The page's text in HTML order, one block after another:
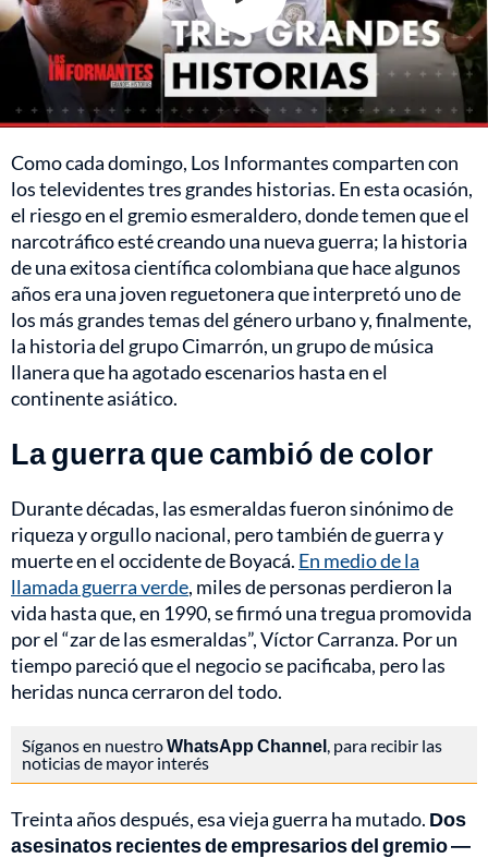
Como cada domingo, Los Informantes comparten con
los televidentes tres grandes historias. En esta ocasión,
el riesgo en el gremio esmeraldero, donde temen que el
narcotráfico esté creando una nueva guerra; la historia
de una exitosa científica colombiana que hace algunos
años era una joven reguetonera que interpretó uno de
los más grandes temas del género urbano y, finalmente,
la historia del grupo Cimarrón, un grupo de música
llanera que ha agotado escenarios hasta en el
continente asiático.
La guerra que cambió de color
Durante décadas, las esmeraldas fueron sinónimo de
riqueza y orgullo nacional, pero también de guerra y
muerte en el occidente de Boyacá. En medio de la
llamada guerra verde, miles de personas perdieron la
vida hasta que, en 1990, se firmó una tregua promovida
por el “zar de las esmeraldas”, Víctor Carranza. Por un
tiempo pareció que el negocio se pacificaba, pero las
heridas nunca cerraron del todo.
Síganos en nuestroWhatsApp Channel, para recibir las
noticias de mayor interés
Treinta años después, esa vieja guerra ha mutado. Dos
asesinatos recientes de empresarios del gremio —